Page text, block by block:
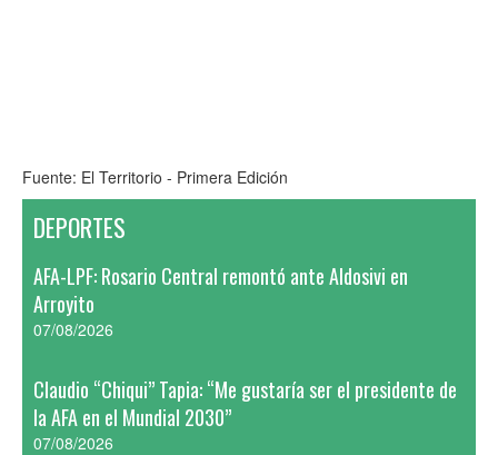
Fuente: El Territorio - Primera Edición
DEPORTES
AFA-LPF: Rosario Central remontó ante Aldosivi en
Arroyito
07/08/2026
Claudio “Chiqui” Tapia: “Me gustaría ser el presidente de
la AFA en el Mundial 2030”
07/08/2026